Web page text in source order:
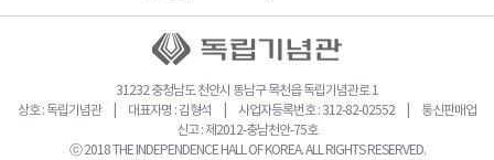
31232 충청남도 천안시 동남구 목천읍 독립기념관로 1
상호 : 독립기념관 | 대표자명 : 김형석 | 사업자등록번호 : 312-82-02552 | 통신판매업
신고 : 제2012-충남천안-75호
ⓒ 2018 THE INDEPENDENCE HALL OF KOREA. ALL RIGHTS RESERVED.